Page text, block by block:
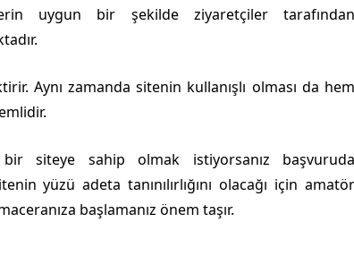
uygun bir şekilde ziyaretçiler tarafından
Aynı zamanda sitenin kullanışlı olması da hem
siteye sahip olmak istiyorsanız başvuruda
yüzü adeta tanınılırlığını olacağı için amatör
başlamanız önem taşır.